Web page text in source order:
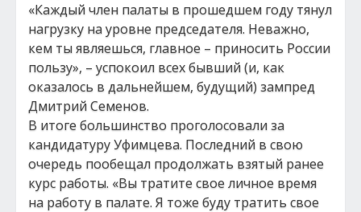
«Каждый член палаты в прошедшем году тянул
нагрузку на уровне председателя. Неважно,
кем ты являешься, главное – приносить России
пользу», – успокоил всех бывший (и, как
оказалось в дальнейшем, будущий) зампред
Дмитрий Семенов.
В итоге большинство проголосовали за
кандидатуру Уфимцева. Последний в свою
очередь пообещал продолжать взятый ранее
курс работы. «Вы тратите свое личное время
на работу в палате. Я тоже буду тратить свое